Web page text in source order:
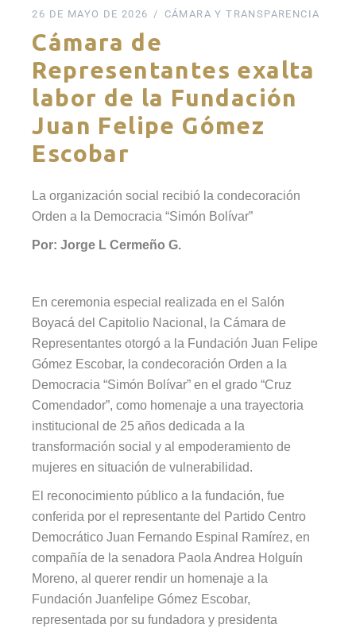
26 DE MAYO DE 2026 CÁMARA Y TRANSPARENCIA
Cámara de
Representantes exalta
labor de la Fundación
Juan Felipe Gómez
Escobar
La organización social recibió la condecoración
Orden a la Democracia “Simón Bolívar”
Por: Jorge L Cermeño G.
En ceremonia especial realizada en el Salón
Boyacá del Capitolio Nacional, la Cámara de
Representantes otorgó a la Fundación Juan Felipe
Gómez Escobar, la condecoración Orden a la
Democracia “Simón Bolívar” en el grado “Cruz
Comendador”, como homenaje a una trayectoria
institucional de 25 años dedicada a la
transformación social y al empoderamiento de
mujeres en situación de vulnerabilidad.
El reconocimiento público a la fundación, fue
conferida por el representante del Partido Centro
Democrático Juan Fernando Espinal Ramírez, en
compañía de la senadora Paola Andrea Holguín
Moreno, al querer rendir un homenaje a la
Fundación Juanfelipe Gómez Escobar,
representada por su fundadora y presidenta